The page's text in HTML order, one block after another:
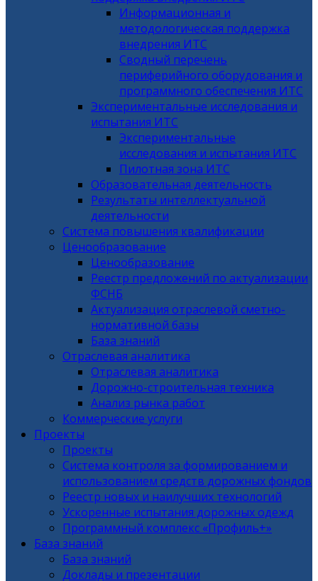
Информационная и
методологическая поддержка
внедрения ИТС
Сводный перечень
периферийного оборудования и
программного обеспечения ИТС
Экспериментальные исследования и
испытания ИТС
Экспериментальные
исследования и испытания ИТС
Пилотная зона ИТС
Образовательная деятельность
Результаты интеллектуальной
деятельности
Система повышения квалификации
Ценообразование
Ценообразование
Реестр предложений по актуализации
ФСНБ
Актуализация отраслевой сметно-
нормативной базы
База знаний
Отраслевая аналитика
Отраслевая аналитика
Дорожно-строительная техника
Анализ рынка работ
Коммерческие услуги
Проекты
Проекты
Система контроля за формированием и
использованием средств дорожных фондов
Реестр новых и наилучших технологий
Ускоренные испытания дорожных одежд
Программный комплекс «Профиль+»
База знаний
База знаний
Доклады и презентации